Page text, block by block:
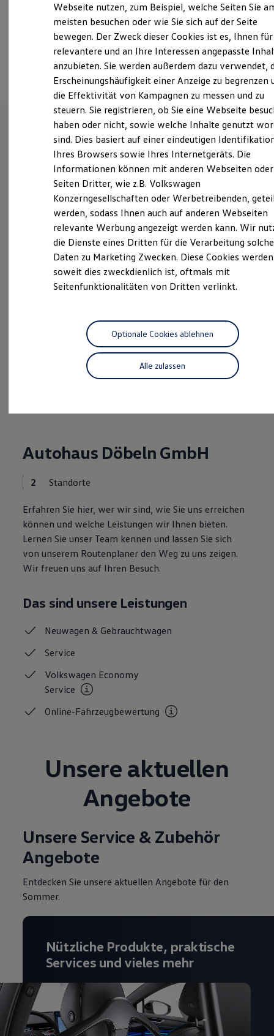
Laden
Laden unterwegs
Laden Zuhause
Ladestationen finden
Ladezeitensimulator
Batterie
Sicherheit
Garantie und Lebensdauer
Nachhaltigkeit
Technologie
Kosten und Kauf
Verbrauchskosten
Kaufoptionen
E-Auto-Förderung
Software und Konnektivität
ID. Software Versionen und Updates
Digitale Extras
Schnittstellen zu Ihrem ID.
Hybridautos
Marke und Erlebnis
Volkswagen R und R Experience
R-Modelle
Driving Experience
Volkswagen entdecken
Lifestyle Shop
T-Roc Kollektion
Golf Kollektion
ID. Kollektion
Volkswagen Kollektion
R-Kollektion
Software Updates
Reparaturen und Checks
Räder und Reifen
Pannen- und Unfallhilfe
Economy Service
Volkswagen Teile
Zubehör
Modellspezifisches Zubehör
Schutz und Pflege
Entertainment und Elektronik
Individualisieren
Digitale Extras
Dienste für Ihr Modell finden
Volkswagen Apps, Login und Shop
Updates für Software, Karten und Radio
Über Ihr Auto
Vorgängermodelle
Kundeninformationen
Volkswagen Kundenbetreuung
Magazin
Transport
Familie
Pannen- und Unfallhilfe
Volkswagen Kundenbetreuung
Ansprechpartner
Wie können wir
Ihnen weiterhelfen?
Probefahrt vereinbaren
Serviceanfrage stellen
Autohaus Döbeln GmbH
2 Standorte
Erfahren Sie hier, wer wir sind, wie Sie uns erreichen
können und welche Leistungen wir Ihnen bieten.
Lernen Sie unser Team kennen und lassen Sie sich
von unserem Routenplaner den Weg zu uns zeigen.
Wir freuen uns auf Ihren Besuch.
Das sind unsere Leistungen
Neuwagen &Gebrauchtwagen
Service
Volkswagen Economy
Service
Online-Fahrzeugbewertung
Unsere aktuellen
Angebote
Unsere Service & Zubehör
Angebote
Entdecken Sie unsere aktuellen Angebote für den
Sommer.
Nützliche Produkte, praktische
Services und vieles mehr
Webseite nutzen, zum Beispiel, welche Seiten Sie
meisten besuchen oder wie Sie sich auf der Seite
bewegen. Der Zweck dieser Cookies ist es, Ihnen für
relevantere und an Ihre Interessen angepasste
anzubieten. Sie werden außerdem dazu verwendet,
Erscheinungshäufigkeit einer Anzeige zu begrenzen
die Effektivität von Kampagnen zu messen und zu
steuern. Sie registrieren, ob Sie eine Webseite
haben oder nicht, sowie welche Inhalte genutzt
sind. Dies basiert auf einer eindeutigen
Ihres Browsers sowie Ihres Internetgeräts. Die
Informationen können mit anderen Webseiten oder
Seiten Dritter, wie z.B. Volkswagen
Konzerngesellschaften oder Werbetreibenden,
werden, sodass Ihnen auch auf anderen Webseiten
relevante Werbung angezeigt werden kann. Wir
die Dienste eines Dritten für die Verarbeitung
Daten zu Marketing Zwecken. Diese Cookies
soweit dies zweckdienlich ist, oftmals mit
Seitenfunktionalitäten von Dritten verlinkt.
Alle zulassen
Optionale Cookies ablehnen